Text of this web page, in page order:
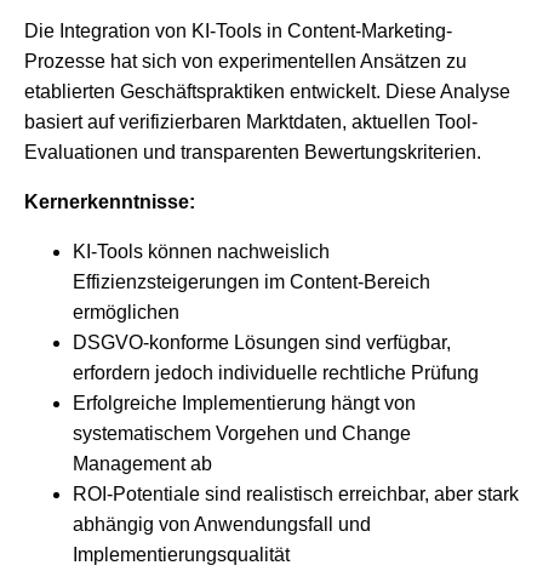
Die Integration von KI-Tools in Content-Marketing-
Prozesse hat sich von experimentellen Ansätzen zu
etablierten Geschäftspraktiken entwickelt. Diese Analyse
basiert auf verifizierbaren Marktdaten, aktuellen Tool-
Evaluationen und transparenten Bewertungskriterien.
Kernerkenntnisse:
KI-Tools können nachweislich
Effizienzsteigerungen im Content-Bereich
ermöglichen
DSGVO-konforme Lösungen sind verfügbar,
erfordern jedoch individuelle rechtliche Prüfung
Erfolgreiche Implementierung hängt von
systematischem Vorgehen und Change
Management ab
ROI-Potentiale sind realistisch erreichbar, aber stark
abhängig von Anwendungsfall und
Implementierungsqualität